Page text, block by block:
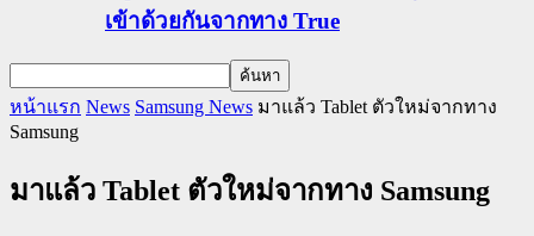
เข้าด้วยกันจากทาง True
หน้าแรก News Samsung News มาแล้ว Tablet ตัวใหม่จากทาง
Samsung
มาแล้ว Tablet ตัวใหม่จากทาง Samsung